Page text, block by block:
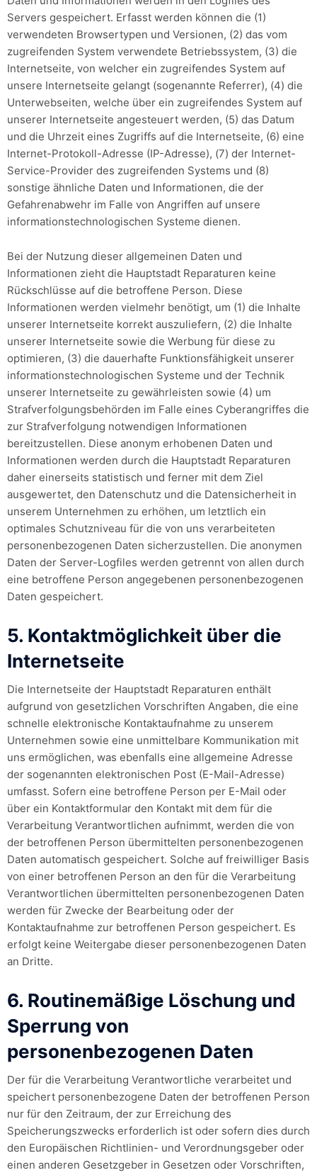
Servers gespeichert. Erfasst werden können die (1)
verwendeten Browsertypen und Versionen, (2) das vom
zugreifenden System verwendete Betriebssystem, (3) die
Internetseite, von welcher ein zugreifendes System auf
unsere Internetseite gelangt (sogenannte Referrer), (4) die
Unterwebseiten, welche über ein zugreifendes System auf
unserer Internetseite angesteuert werden, (5) das Datum
und die Uhrzeit eines Zugriffs auf die Internetseite, (6) eine
Internet-Protokoll-Adresse (IP-Adresse), (7) der Internet-
Service-Provider des zugreifenden Systems und (8)
sonstige ähnliche Daten und Informationen, die der
Gefahrenabwehr im Falle von Angriffen auf unsere
informationstechnologischen Systeme dienen.
Bei der Nutzung dieser allgemeinen Daten und
Informationen zieht die Hauptstadt Reparaturen keine
Rückschlüsse auf die betroffene Person. Diese
Informationen werden vielmehr benötigt, um (1) die Inhalte
unserer Internetseite korrekt auszuliefern, (2) die Inhalte
unserer Internetseite sowie die Werbung für diese zu
optimieren, (3) die dauerhafte Funktionsfähigkeit unserer
informationstechnologischen Systeme und der Technik
unserer Internetseite zu gewährleisten sowie (4) um
Strafverfolgungsbehörden im Falle eines Cyberangriffes die
zur Strafverfolgung notwendigen Informationen
bereitzustellen. Diese anonym erhobenen Daten und
Informationen werden durch die Hauptstadt Reparaturen
daher einerseits statistisch und ferner mit dem Ziel
ausgewertet, den Datenschutz und die Datensicherheit in
unserem Unternehmen zu erhöhen, um letztlich ein
optimales Schutzniveau für die von uns verarbeiteten
personenbezogenen Daten sicherzustellen. Die anonymen
Daten der Server-Logfiles werden getrennt von allen durch
eine betroffene Person angegebenen personenbezogenen
Daten gespeichert.
5. Kontaktmöglichkeit über die
Internetseite
Die Internetseite der Hauptstadt Reparaturen enthält
aufgrund von gesetzlichen Vorschriften Angaben, die eine
schnelle elektronische Kontaktaufnahme zu unserem
Unternehmen sowie eine unmittelbare Kommunikation mit
uns ermöglichen, was ebenfalls eine allgemeine Adresse
der sogenannten elektronischen Post (E-Mail-Adresse)
umfasst. Sofern eine betroffene Person per E-Mail oder
über ein Kontaktformular den Kontakt mit dem für die
Verarbeitung Verantwortlichen aufnimmt, werden die von
der betroffenen Person übermittelten personenbezogenen
Daten automatisch gespeichert. Solche auf freiwilliger Basis
von einer betroffenen Person an den für die Verarbeitung
Verantwortlichen übermittelten personenbezogenen Daten
werden für Zwecke der Bearbeitung oder der
Kontaktaufnahme zur betroffenen Person gespeichert. Es
erfolgt keine Weitergabe dieser personenbezogenen Daten
an Dritte.
6. Routinemäßige Löschung und
Sperrung von
personenbezogenen Daten
Der für die Verarbeitung Verantwortliche verarbeitet und
speichert personenbezogene Daten der betroffenen Person
nur für den Zeitraum, der zur Erreichung des
Speicherungszwecks erforderlich ist oder sofern dies durch
den Europäischen Richtlinien- und Verordnungsgeber oder
einen anderen Gesetzgeber in Gesetzen oder Vorschriften,